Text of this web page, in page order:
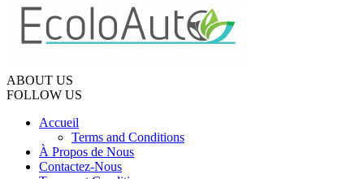
ABOUT US
FOLLOW US
Accueil
Terms and Conditions
À Propos de Nous
Contactez-Nous